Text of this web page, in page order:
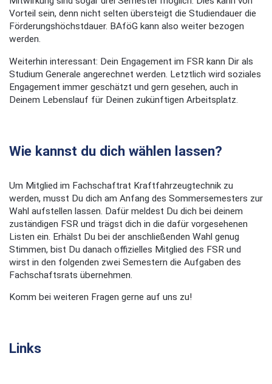
Vorteil sein, denn nicht selten übersteigt die Studiendauer die
Förderungshöchstdauer. BAföG kann also weiter bezogen
werden.
Weiterhin interessant: Dein Engagement im FSR kann Dir als
Studium Generale angerechnet werden. Letztlich wird soziales
Engagement immer geschätzt und gern gesehen, auch in
Deinem Lebenslauf für Deinen zukünftigen Arbeitsplatz.
Wie kannst du dich wählen lassen?
Um Mitglied im Fachschaftrat Kraftfahrzeugtechnik zu
werden, musst Du dich am Anfang des Sommersemesters zur
Wahl aufstellen lassen. Dafür meldest Du dich bei deinem
zuständigen FSR und trägst dich in die dafür vorgesehenen
Listen ein. Erhälst Du bei der anschließenden Wahl genug
Stimmen, bist Du danach offizielles Mitglied des FSR und
wirst in den folgenden zwei Semestern die Aufgaben des
Fachschaftsrats übernehmen.
Komm bei weiteren Fragen gerne auf uns zu!
Links